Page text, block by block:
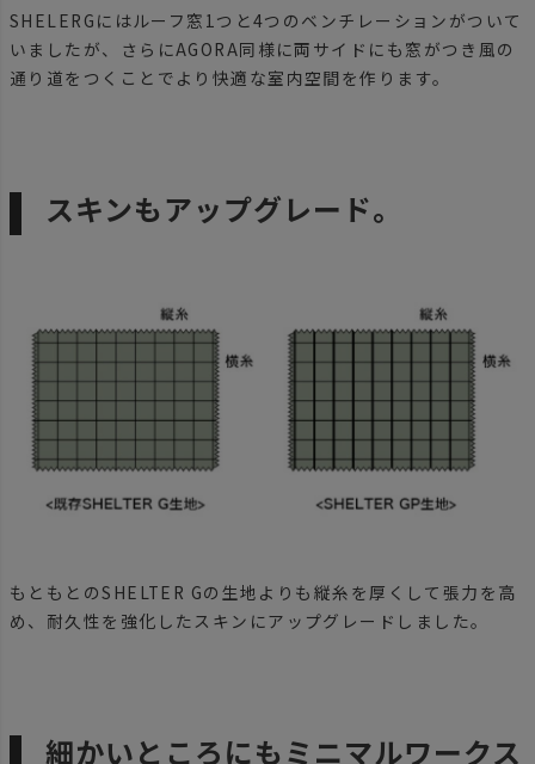
SHELERGにはルーフ窓1つと4つのベンチレーションがついて
いましたが、さらにAGORA同様に両サイドにも窓がつき風の
通り道をつくことでより快適な室内空間を作ります。
スキンもアップグレード。
もともとのSHELTER Gの生地よりも縦糸を厚くして張力を高
め、耐久性を強化したスキンにアップグレードしました。
細かいところにもミニマルワークス